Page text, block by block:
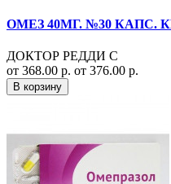
ОМЕЗ 40МГ. №30 КАПС.
ДОКТОР РЕДДИ С
от 368.00 р. от 376.00 р.
В корзину